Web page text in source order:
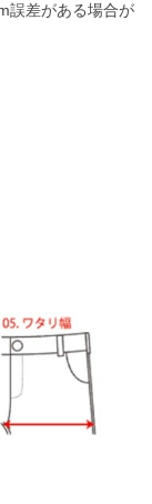
誤差がある場合が